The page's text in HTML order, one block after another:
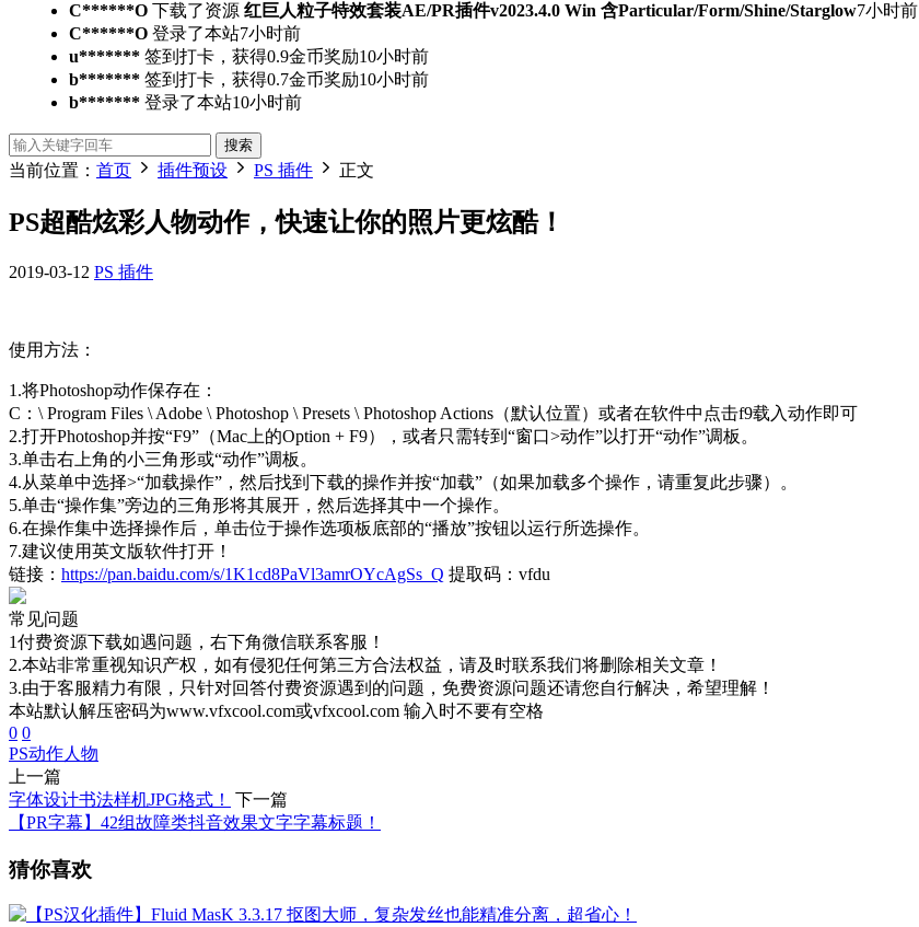
C******O 下载了资源 红巨人粒子特效套装AE/PR插件v2023.4.0 Win 含Particular/Form/Shine/Starglow7小时前
C******O 登录了本站7小时前
u******* 签到打卡，获得0.9金币奖励10小时前
b******* 签到打卡，获得0.7金币奖励10小时前
b******* 登录了本站10小时前
搜索
当前位置： 首页 插件预设 PS 插件 正文
PS超酷炫彩人物动作，快速让你的照片更炫酷！
2019-03-12 PS 插件
使用方法：
1.将Photoshop动作保存在：
C：\ Program Files \ Adob​​e \ Photoshop \ Presets \ Photoshop Actions（默认位置）或者在软件中点击f9载入动作即可
2.打开Photoshop并按“F9”（Mac上的Option + F9），或者只需转到“窗口>动作”以打开“动作”调板。
3.单击右上角的小三角形或“动作”调板。
4.从菜单中选择>“加载操作”，然后找到下载的操作并按“加载”（如果加载多个操作，请重复此步骤）。
5.单击“操作集”旁边的三角形将其展开，然后选择其中一个操作。
6.在操作集中选择操作后，单击位于操作选项板底部的“播放”按钮以运行所选操作。
7.建议使用英文版软件打开！
链接： https://pan.baidu.com/s/1K1cd8PaVl3amrOYcAgSs_Q 提取码：vfdu
常见问题
1付费资源下载如遇问题，右下角微信联系客服！
2.本站非常重视知识产权，如有侵犯任何第三方合法权益，请及时联系我们将删除相关文章！
3.由于客服精力有限，只针对回答付费资源遇到的问题，免费资源问题还请您自行解决，希望理解！
本站默认解压密码为www.vfxcool.com或vfxcool.com 输入时不要有空格
0 0
PS动作人物
上一篇
字体设计书法样机JPG格式！
下一篇
【PR字幕】42组故障类抖音效果文字字幕标题！
猜你喜欢